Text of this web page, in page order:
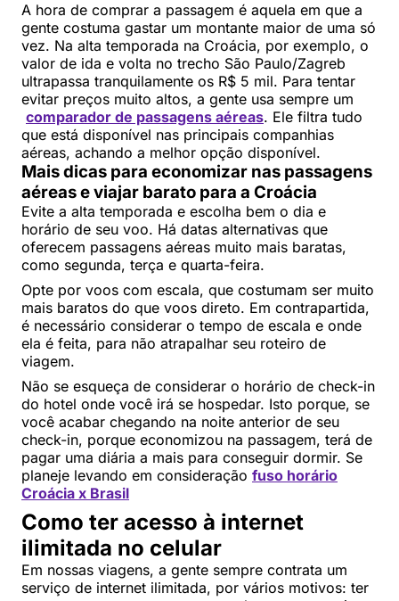
A hora de comprar a passagem é aquela em que a
gente costuma gastar um montante maior de uma só
vez. Na alta temporada na Croácia, por exemplo, o
valor de ida e volta no trecho São Paulo/Zagreb
ultrapassa tranquilamente os R$ 5 mil. Para tentar
evitar preços muito altos, a gente usa sempre um
comparador de passagens aéreas. Ele filtra tudo
que está disponível nas principais companhias
aéreas, achando a melhor opção disponível.
Mais dicas para economizar nas passagens
aéreas e viajar barato para a Croácia
Evite a alta temporada e escolha bem o dia e
horário de seu voo. Há datas alternativas que
oferecem passagens aéreas muito mais baratas,
como segunda, terça e quarta-feira.
Opte por voos com escala, que costumam ser muito
mais baratos do que voos direto. Em contrapartida,
é necessário considerar o tempo de escala e onde
ela é feita, para não atrapalhar seu roteiro de
viagem.
Não se esqueça de considerar o horário de check-in
do hotel onde você irá se hospedar. Isto porque, se
você acabar chegando na noite anterior de seu
check-in, porque economizou na passagem, terá de
pagar uma diária a mais para conseguir dormir. Se
planeje levando em consideração fuso horário
Croácia x Brasil
Como ter acesso à internet
ilimitada no celular
Em nossas viagens, a gente sempre contrata um
serviço de internet ilimitada, por vários motivos: ter